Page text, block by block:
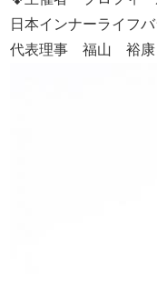
日本インナーライフ
代表理事 福山 裕康